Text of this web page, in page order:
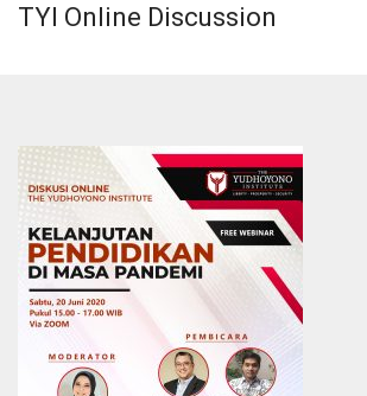
TYI Online Discussion